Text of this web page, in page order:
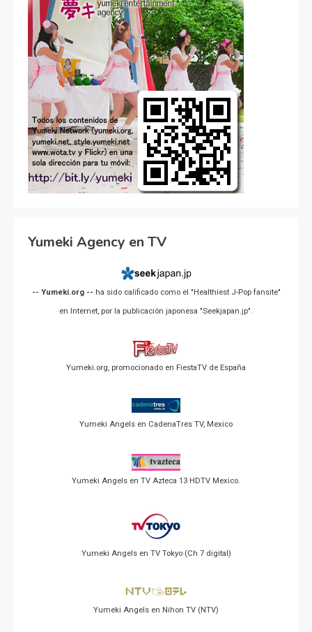
Yumeki Agency en TV
-- Yumeki.org -- ha sido calificado como el "Healthiest J-Pop fansite"
en Internet, por la publicación japonesa "Seekjapan.jp".
Yumeki.org, promocionado en FiestaTV de España
Yumeki Angels en CadenaTres TV, Mexico
Yumeki Angels en TV Azteca 13 HDTV Mexico.
Yumeki Angels en TV Tokyo (Ch 7 digital)
Yumeki Angels en Nihon TV (NTV)